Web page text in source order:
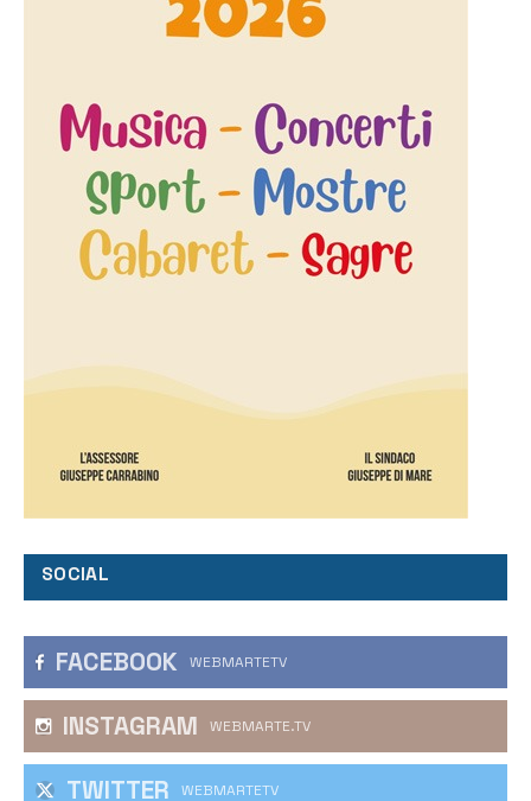
SOCIAL
FACEBOOK WEBMARTETV
INSTAGRAM WEBMARTE.TV
TWITTER WEBMARTETV